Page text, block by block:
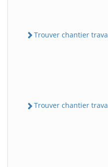
Trouver chantier
Trouver chantier